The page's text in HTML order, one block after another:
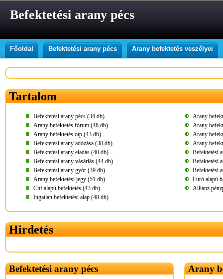
Befektetési arany pécs
Főoldal Befektetési arany pécs Arany befektetés veszélyei
Tartalom
Befektetési arany pécs (34 db)
Arany
Arany befektetés fórum (48 db)
Arany
Arany befektetés otp (43 db)
Arany
Befektetési arany adózása (38 db)
Arany
Befektetési arany eladás (40 db)
Befektetési
Befektetési arany vásárlás (44 db)
Befektetési
Befektetési arany győr (39 db)
Befektetési
Arany befektetési jegy (51 db)
Euró alapú
Chf alapú befektetés (43 db)
Allianz
Ingatlan befektetési alap (48 db)
Hirdetés
Befektetési arany pécs Arany